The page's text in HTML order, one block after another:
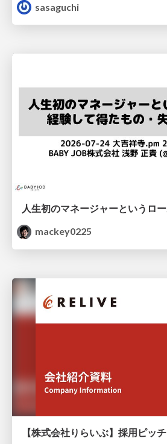
sasaguchi
mackey0225
【株式会社りらいぶ】採用ピッチ